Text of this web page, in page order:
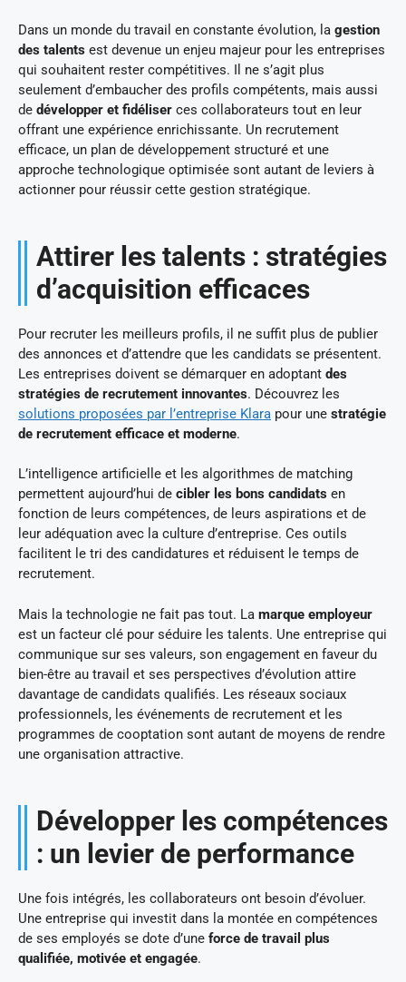
Dans un monde du travail en constante évolution, la gestion
des talents est devenue un enjeu majeur pour les entreprises
qui souhaitent rester compétitives. Il ne s’agit plus
seulement d’embaucher des profils compétents, mais aussi
de développer et fidéliser ces collaborateurs tout en leur
offrant une expérience enrichissante. Un recrutement
efficace, un plan de développement structuré et une
approche technologique optimisée sont autant de leviers à
actionner pour réussir cette gestion stratégique.
Attirer les talents : stratégies
d’acquisition efficaces
Pour recruter les meilleurs profils, il ne suffit plus de publier
des annonces et d’attendre que les candidats se présentent.
Les entreprises doivent se démarquer en adoptant des
stratégies de recrutement innovantes. Découvrez les
solutions proposées par l’entreprise Klara pour une stratégie
de recrutement efficace et moderne.
L’intelligence artificielle et les algorithmes de matching
permettent aujourd’hui de cibler les bons candidats en
fonction de leurs compétences, de leurs aspirations et de
leur adéquation avec la culture d’entreprise. Ces outils
facilitent le tri des candidatures et réduisent le temps de
recrutement.
Mais la technologie ne fait pas tout. La marque employeur
est un facteur clé pour séduire les talents. Une entreprise qui
communique sur ses valeurs, son engagement en faveur du
bien-être au travail et ses perspectives d’évolution attire
davantage de candidats qualifiés. Les réseaux sociaux
professionnels, les événements de recrutement et les
programmes de cooptation sont autant de moyens de rendre
une organisation attractive.
Développer les compétences
: un levier de performance
Une fois intégrés, les collaborateurs ont besoin d’évoluer.
Une entreprise qui investit dans la montée en compétences
de ses employés se dote d’une force de travail plus
qualifiée, motivée et engagée.